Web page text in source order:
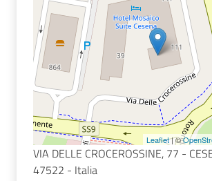
Seguici
Leaflet| ©
VIA DELLE CROCEROSSINE, 77 -
47522 - Italia